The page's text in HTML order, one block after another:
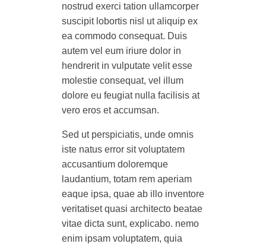
nostrud exerci tation ullamcorper
suscipit lobortis nisl ut aliquip ex
ea commodo consequat. Duis
autem vel eum iriure dolor in
hendrerit in vulputate velit esse
molestie consequat, vel illum
dolore eu feugiat nulla facilisis at
vero eros et accumsan.
Sed ut perspiciatis, unde omnis
iste natus error sit voluptatem
accusantium doloremque
laudantium, totam rem aperiam
eaque ipsa, quae ab illo inventore
veritatiset quasi architecto beatae
vitae dicta sunt, explicabo. nemo
enim ipsam voluptatem, quia